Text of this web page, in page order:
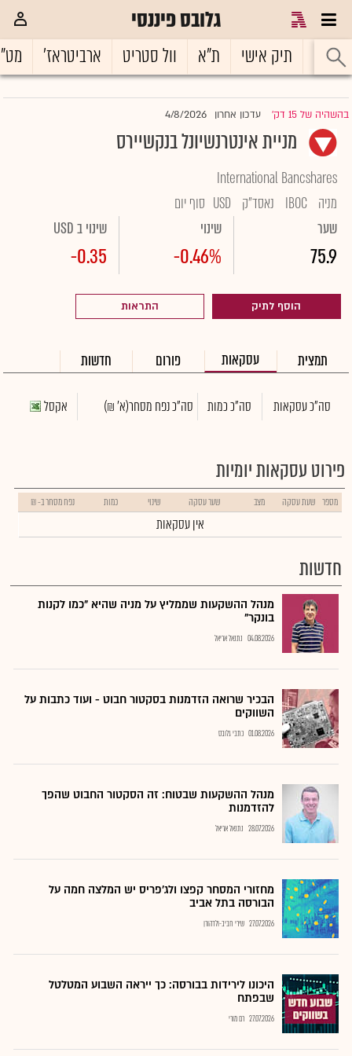
גלובס פיננסי
ראשי תיק אישי ת"א וול סטריט ארביטראז'
בהשהיה של 15 דק' |עדכון אחרון 4/8/2026
מניית אינטרנשיונל בנקשיירס
International Bancshares
מניה IBOC נאסד"ק USD סוף יום
שער
75.9
שינוי
-0.46%
שינוי ב USD
-0.35
הוסף לתיק התראות
תמצית עסקאות פורום חדשות
סה"כ עסקאות סה"כ כמות סה"כ נפח מסחר(א' ₪) אקסל
פירוט עסקאות יומיות
מספר שעת עסקה מצב שער עסקה שינוי כמות נפח מסחר ב- ₪
אין עסקאות
חדשות
מנהל ההשקעות שממליץ על מניה שהיא "כמו לקנות
בונקר"
04.08.2026 נתנאל אריאל
הבכיר שרואה הזדמנות בסקטור חבוט - ועוד כתבות על
השווקים
01.08.2026 כתבי גלובס
מנהל ההשקעות שבטוח: זה הסקטור החבוט שהפך
להזדמנות
28.07.2026 נתנאל אריאל
מחזורי המסחר קפצו ולג'פריס יש המלצה חמה על
הבורסה בתל אביב
27.07.2026 שירי חביב-ולדהורן
היכונו לירידות בבורסה: כך ייראה השבוע המטלטל
שבפתח
27.07.2026 רם מורי